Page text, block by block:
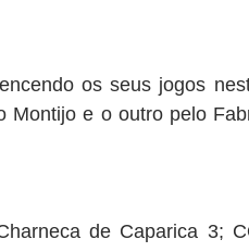
os seus jogos
Montijo e ooutro pelo F
de Caparica 3;